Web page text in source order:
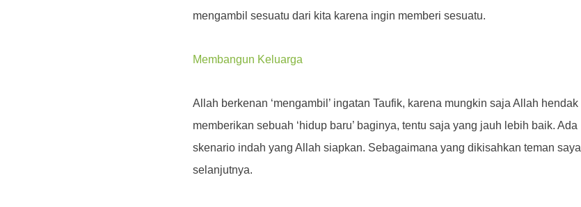
mengambil sesuatu dari kita karena ingin memberi sesuatu.
Membangun Keluarga
Allah berkenan ‘mengambil’ ingatan Taufik, karena mungkin saja Allah hendak
memberikan sebuah ‘hidup baru’ baginya, tentu saja yang jauh lebih baik. Ada
skenario indah yang Allah siapkan. Sebagaimana yang dikisahkan teman saya
selanjutnya.